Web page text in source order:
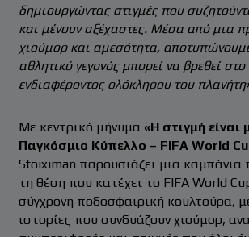
δημιουργώντας στιγμές που
και μένουν αξέχαστες. Μέσα από μια
χιούμορ και αμεσότητα,
αθλητικό γεγονός μπορεί να βρεθεί στο
ενδιαφέροντος ολόκληρου του
Με κεντρικό μήνυμα «Η στιγμή είναι
Παγκόσμιο Κύπελλο – FIFA World
Stoiximan παρουσιάζει μια καμπάνια
τη θέση που κατέχει το FIFA World
σύγχρονη ποδοσφαιρική κουλτούρα,
ιστορίες που συνδυάζουν χιούμορ,